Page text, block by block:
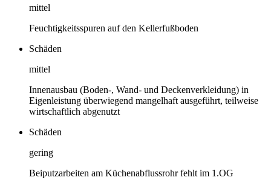
mittel
Feuchtigkeitsspuren auf den Kellerfußboden
Schäden
mittel
Innenausbau (Boden-, Wand- und Deckenverkleidung) in
Eigenleistung überwiegend mangelhaft ausgeführt, teilweise
wirtschaftlich abgenutzt
Schäden
gering
Beiputzarbeiten am Küchenabflussrohr fehlt im 1.OG